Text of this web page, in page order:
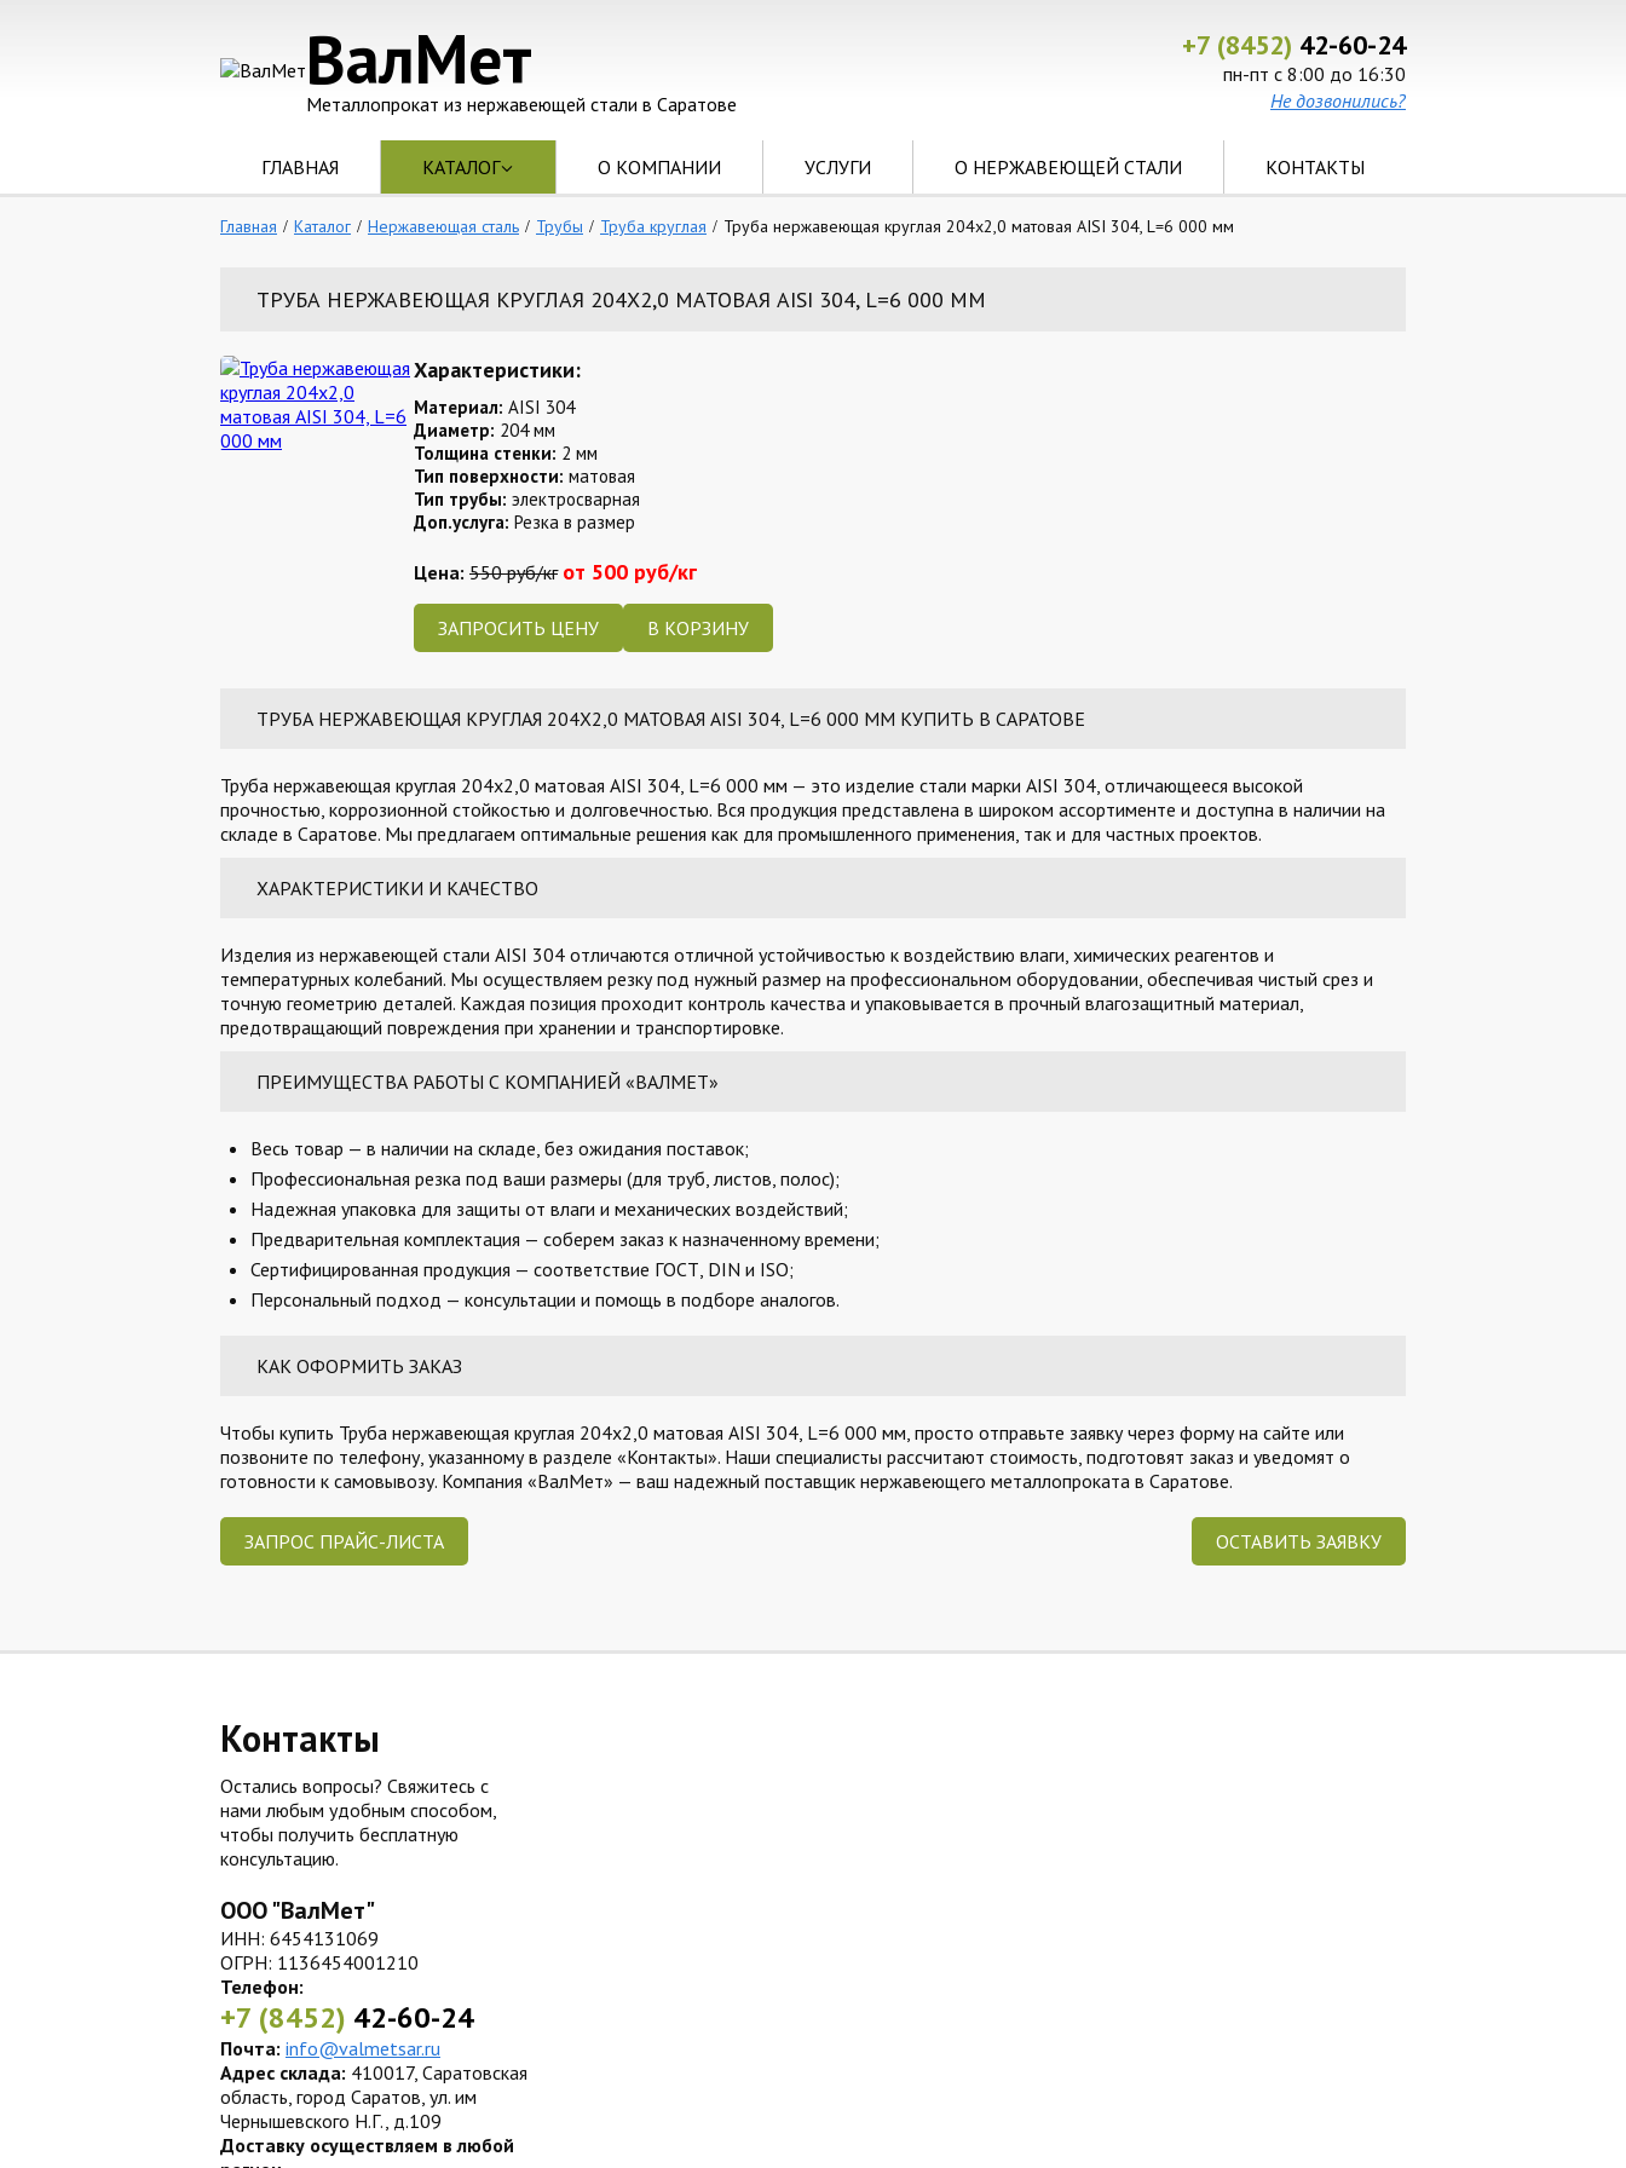
ВалМет
Металлопрокат из нержавеющей стали в Саратове
+7 (8452) 42-60-24
пн-пт с 8:00 до 16:30
Не дозвонились?
ГЛАВНАЯ КАТАЛОГ О КОМПАНИИ УСЛУГИ О НЕРЖАВЕЮЩЕЙ СТАЛИ КОНТАКТЫ
Главная Каталог Нержавеющая сталь Трубы Труба круглая Труба нержавеющая круглая 204х2,0 матовая AISI 304, L=6 000 мм
ТРУБА НЕРЖАВЕЮЩАЯ КРУГЛАЯ 204Х2,0 МАТОВАЯ AISI 304, L=6 000 ММ
Характеристики:
Материал: AISI 304
Диаметр: 204 мм
Толщина стенки: 2 мм
Тип поверхности: матовая
Тип трубы: электросварная
Доп.услуга: Резка в размер
Цена: 550 руб/кг от 500 руб/кг
ЗАПРОСИТЬ ЦЕНУ
ТРУБА НЕРЖАВЕЮЩАЯ КРУГЛАЯ 204Х2,0 МАТОВАЯ AISI 304, L=6 000 ММ КУПИТЬ В САРАТОВЕ
Труба нержавеющая круглая 204х2,0 матовая AISI 304, L=6 000 мм — это изделие стали марки AISI 304, отличающееся высокой
прочностью, коррозионной стойкостью и долговечностью. Вся продукция представлена в широком ассортименте и доступна в наличии на
складе в Саратове. Мы предлагаем оптимальные решения как для промышленного применения, так и для частных проектов.
ХАРАКТЕРИСТИКИ И КАЧЕСТВО
Изделия из нержавеющей стали AISI 304 отличаются отличной устойчивостью к воздействию влаги, химических реагентов и
температурных колебаний. Мы осуществляем резку под нужный размер на профессиональном оборудовании, обеспечивая чистый срез и
точную геометрию деталей. Каждая позиция проходит контроль качества и упаковывается в прочный влагозащитный материал,
предотвращающий повреждения при хранении и транспортировке.
ПРЕИМУЩЕСТВА РАБОТЫ С КОМПАНИЕЙ «ВАЛМЕТ»
Весь товар — в наличии на складе, без ожидания поставок;
Профессиональная резка под ваши размеры (для труб, листов, полос);
Надежная упаковка для защиты от влаги и механических воздействий;
Предварительная комплектация — соберем заказ к назначенному времени;
Сертифицированная продукция — соответствие ГОСТ, DIN и ISO;
Персональный подход — консультации и помощь в подборе аналогов.
КАК ОФОРМИТЬ ЗАКАЗ
Чтобы купить Труба нержавеющая круглая 204х2,0 матовая AISI 304, L=6 000 мм, просто отправьте заявку через форму на сайте или
позвоните по телефону, указанному в разделе «Контакты». Наши специалисты рассчитают стоимость, подготовят заказ и уведомят о
готовности к самовывозу. Компания «ВалМет» — ваш надежный поставщик нержавеющего металлопроката в Саратове.
ЗАПРОС ПРАЙС-ЛИСТА ОСТАВИТЬ ЗАЯВКУ
Контакты
Остались вопросы? Свяжитесь с
нами любым удобным способом,
чтобы получить бесплатную
консультацию.
ООО "ВалМет"
ИНН: 6454131069
ОГРН: 1136454001210
Телефон:
+7 (8452) 42-60-24
Почта: info@valmetsar.ru
Адрес склада: 410017, Саратовская
область, город Саратов, ул. им
Чернышевского Н.Г., д.109
Доставку осуществляем в любой